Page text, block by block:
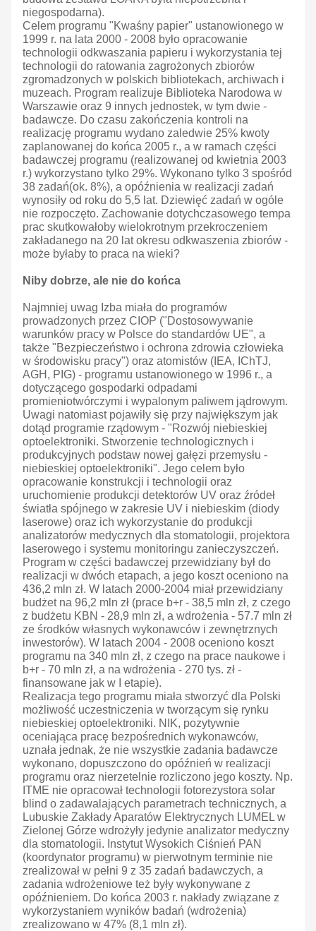
niegospodarna).
Celem programu "Kwaśny papier" ustanowionego w
1999 r. na lata 2000 - 2008 było opracowanie
technologii odkwaszania papieru i wykorzystania tej
technologii do ratowania zagrożonych zbiorów
zgromadzonych w polskich bibliotekach, archiwach i
muzeach. Program realizuje Biblioteka Narodowa w
Warszawie oraz 9 innych jednostek, w tym dwie -
badawcze. Do czasu zakończenia kontroli na
realizację programu wydano zaledwie 25% kwoty
zaplanowanej do końca 2005 r., a w ramach części
badawczej programu (realizowanej od kwietnia 2003
r.) wykorzystano tylko 29%. Wykonano tylko 3 spośród
38 zadań(ok. 8%), a opóźnienia w realizacji zadań
wynosiły od roku do 5,5 lat. Dziewięć zadań w ogóle
nie rozpoczęto. Zachowanie dotychczasowego tempa
prac skutkowałoby wielokrotnym przekroczeniem
zakładanego na 20 lat okresu odkwaszenia zbiorów -
może byłaby to praca na wieki?
Niby dobrze, ale nie do końca
Najmniej uwag Izba miała do programów
prowadzonych przez CIOP ("Dostosowywanie
warunków pracy w Polsce do standardów UE", a
także "Bezpieczeństwo i ochrona zdrowia człowieka
w środowisku pracy") oraz atomistów (IEA, IChTJ,
AGH, PIG) - programu ustanowionego w 1996 r., a
dotyczącego gospodarki odpadami
promieniotwórczymi i wypalonym paliwem jądrowym.
Uwagi natomiast pojawiły się przy największym jak
dotąd programie rządowym - "Rozwój niebieskiej
optoelektroniki. Stworzenie technologicznych i
produkcyjnych podstaw nowej gałęzi przemysłu -
niebieskiej optoelektroniki". Jego celem było
opracowanie konstrukcji i technologii oraz
uruchomienie produkcji detektorów UV oraz źródeł
światła spójnego w zakresie UV i niebieskim (diody
laserowe) oraz ich wykorzystanie do produkcji
analizatorów medycznych dla stomatologii, projektora
laserowego i systemu monitoringu zanieczyszczeń.
Program w części badawczej przewidziany był do
realizacji w dwóch etapach, a jego koszt oceniono na
436,2 mln zł. W latach 2000-2004 miał przewidziany
budżet na 96,2 mln zł (prace b+r - 38,5 mln zł, z czego
z budżetu KBN - 28,9 mln zł, a wdrożenia - 57.7 mln zł
ze środków własnych wykonawców i zewnętrznych
inwestorów). W latach 2004 - 2008 oceniono koszt
programu na 340 mln zł, z czego na prace naukowe i
b+r - 70 mln zł, a na wdrożenia - 270 tys. zł -
finansowane jak w I etapie).
Realizacja tego programu miała stworzyć dla Polski
możliwość uczestniczenia w tworzącym się rynku
niebieskiej optoelektroniki. NIK, pozytywnie
oceniająca pracę bezpośrednich wykonawców,
uznała jednak, że nie wszystkie zadania badawcze
wykonano, dopuszczono do opóźnień w realizacji
programu oraz nierzetelnie rozliczono jego koszty. Np.
ITME nie opracował technologii fotorezystora solar
blind o zadawalających parametrach technicznych, a
Lubuskie Zakłady Aparatów Elektrycznych LUMEL w
Zielonej Górze wdrożyły jedynie analizator medyczny
dla stomatologii. Instytut Wysokich Ciśnień PAN
(koordynator programu) w pierwotnym terminie nie
zrealizował w pełni 9 z 35 zadań badawczych, a
zadania wdrożeniowe też były wykonywane z
opóźnieniem. Do końca 2003 r. nakłady związane z
wykorzystaniem wyników badań (wdrożenia)
zrealizowano w 47% (8,1 mln zł).